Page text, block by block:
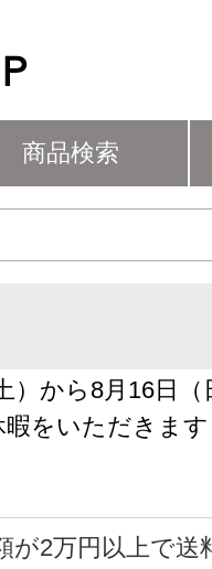
商品検索
）から8月16日
暇をいただきます
が2万円以上で送